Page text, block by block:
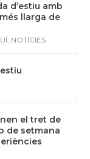
d’estiu amb
llarga de
, NOTÍCIES
el tret de
de setmana